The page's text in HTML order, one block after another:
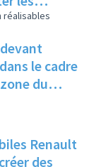
réalisables
le cadre
du
Renault
des